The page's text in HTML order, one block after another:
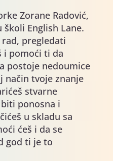
Zorane Radović,
English Lane.
pregledati
i pomoći ti da
postoje nedoumice
način tvoje znanje
stvarne
ponosna i
u skladu sa
ćeš i da se
god ti je to